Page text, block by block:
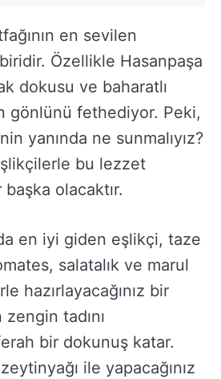
en sevilen
Özellikle Hasanpaşa
dokusu ve baharatlı
gönlünü fethediyor. Peki,
yanında ne sunmalıyız?
bu lezzet
olacaktır.
en iyi giden eşlikçi, taze
salatalık ve marul
hazırlayacağınız bir
tadını
bir dokunuş katar.
ile yapacağınız